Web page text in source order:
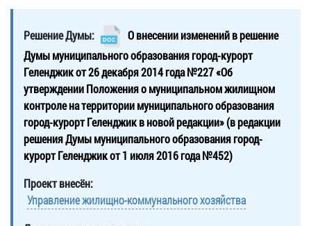
Решение Думы:
О внесении изменений в решение
Думы муниципального образования город-курорт
Геленджик от 26 декабря 2014 года №227 «Об
утверждении Положения о муниципальном жилищном
контроле на территории муниципального образования
город-курорт Геленджик в новой редакции» (в редакции
решения Думы муниципального образования город-
курорт Геленджик от 1 июля 2016 года №452)
Проект внесён:
Управление жилищно-коммунального хозяйства